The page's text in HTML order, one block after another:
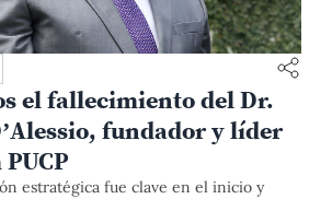
el fallecimiento del Dr.
fundador y líder
estratégica fue clave en el inicio y